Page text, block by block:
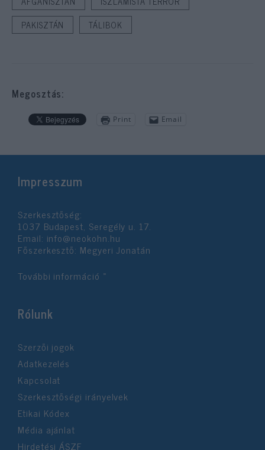
PAKISZTÁN
TÁLIBOK
Megosztás:
Print Email
Impresszum
Szerkesztőség:
1037 Budapest, Seregély u. 17.
Email: info@neokohn.hu
Főszerkesztő: Megyeri Jonatán
További információ »
Rólunk
Szerzői jogok
Adatkezelés
Kapcsolat
Szerkesztőségi irányelvek
Etikai Kódex
Média ajánlat
Hirdetési ÁSZF